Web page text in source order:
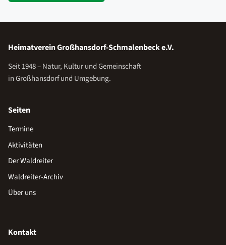
Heimatverein Großhansdorf-Schmalenbeck e.V.
Seit 1948 – Natur, Kultur und Gemeinschaft
in Großhansdorf und Umgebung.
Seiten
Termine
Aktivitäten
Der Waldreiter
Waldreiter-Archiv
Über uns
Kontakt